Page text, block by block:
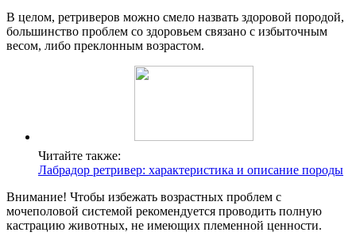
В целом, ретриверов можно смело назвать здоровой породой,
большинство проблем со здоровьем связано с избыточным
весом, либо преклонным возрастом.
Читайте также:
Лабрадор ретривер: характеристика и описание породы
Внимание! Чтобы избежать возрастных проблем с
мочеполовой системой рекомендуется проводить полную
кастрацию животных, не имеющих племенной ценности.